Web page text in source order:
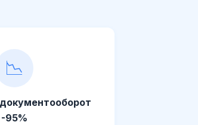
📉
-95%